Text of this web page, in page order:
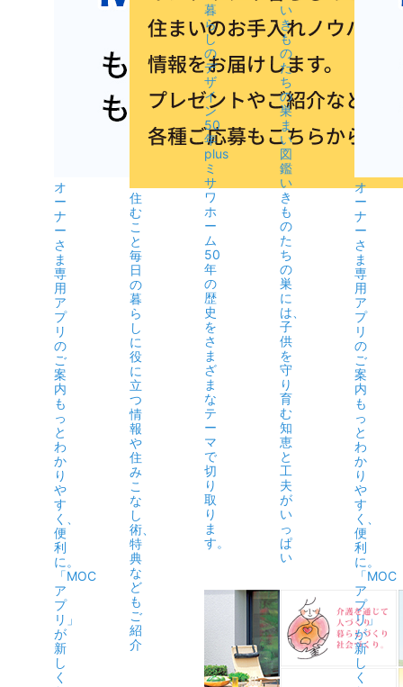
オ
ー
ナ
ー
さ
ま
専
用
ア
プ
リ
の
ご
案
内
も
っ
と
わ
か
り
や
す
く、
便
利
に。
「MOC
ア
プ
リ」
が
新
し
く
住
む
こ
と
毎
日
の
暮
ら
し
に
役
に
立
つ
情
報
や
住
み
こ
な
し
術、
特
典
な
ど
も
ご
紹
介
暮
ら
し
の
デ
ザ
イ
ン
50
年
plus
ミ
サ
ワ
ホ
ー
ム
50
年
の
歴
史
を
さ
ま
ざ
ま
な
テ
ー
マ
で
切
り
取
り
ま
す。
い
き
も
の
た
ち
の
巣
ま
い
図
鑑
い
き
も
の
た
ち
の
巣
に
は、
子
供
を
守
り
育
む
知
恵
と
工
夫
が
い
っ
ぱ
い
オ
ー
ナ
ー
さ
ま
専
用
ア
プ
リ
の
ご
案
内
も
っ
と
わ
か
り
や
す
く、
便
利
に。
「MOC
ア
プ
リ」
が
新
し
く